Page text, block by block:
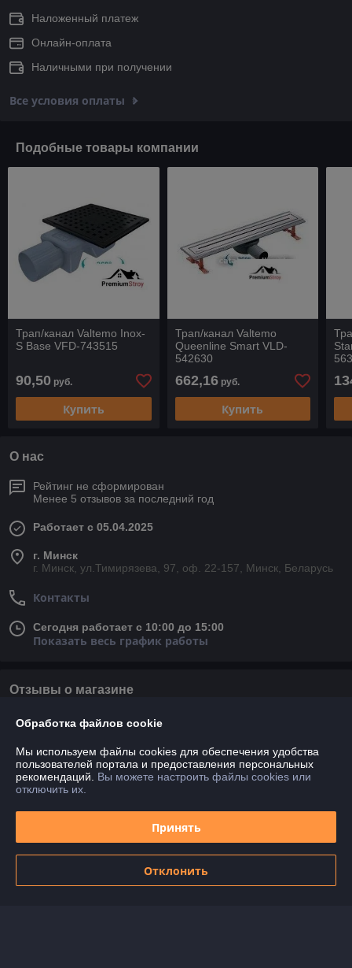
Наложенный платеж
Онлайн-оплата
Наличными при получении
Все условия оплаты
Подобные товары компании
Трап/канал Valtemo Inox-
S Base VFD-743515
90,50 руб.
Купить
Трап/канал Valtemo
Queenline Smart VLD-
542630
662,16руб.
Купить
О нас
Рейтинг не сформирован
Менее 5 отзывов за последний год
Работает с 05.04.2025
г. Минск
г. Минск, ул.Тимирязева, 97, оф. 22-157, Минск, Беларусь
Контакты
Сегодня работает с 10:00 до 15:00
Показать весь график работы
Отзывы о магазине
У компании пока нет отзывов, добавьте первый
О нас
Доставка и оплата
Обработка файлов cookie
Мы используем файлы cookies для обеспечения удобства
пользователей портала и предоставления персональных
рекомендаций. Вы можете настроить файлы cookies или
отключить их.
Принять
Отклонить